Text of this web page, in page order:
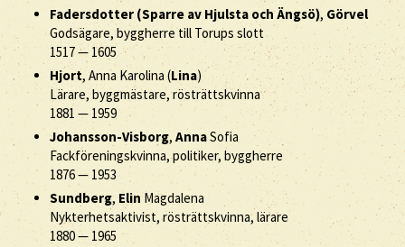
Fadersdotter (Sparre av Hjulsta och Ängsö), Görvel
Godsägare, byggherre till Torups slott
1517— 1605
Hjort, Anna Karolina (Lina)
Lärare, byggmästare, rösträttskvinna
1881 — 1959
Johansson-Visborg, AnnaSofia
Fackföreningskvinna, politiker, byggherre
1876— 1953
Sundberg, ElinMagdalena
Nykterhetsaktivist, rösträttskvinna, lärare
1880— 1965